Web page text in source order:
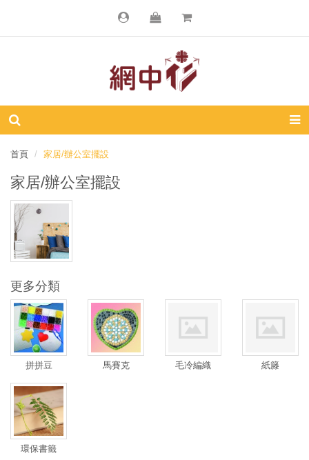
首頁 家居/辦公室擺設
家居/辦公室擺設
更多分類
拼拼豆 馬賽克 毛冷編織 紙籐
環保書籤